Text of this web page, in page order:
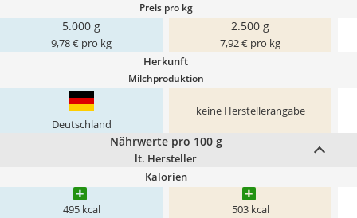
Preis pro kg
5.000 g
9,78 € pro kg
2.500 g
7,92 € pro kg
Herkunft
Milchproduktion
Deutschland
keine Herstellerangabe
Nährwerte pro 100 g
lt. Hersteller
Kalorien
495 kcal 503 kcal